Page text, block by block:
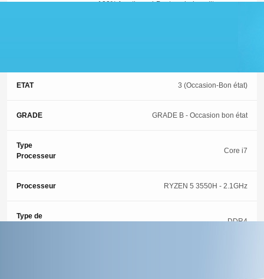
100% fonctionnel-Peut avoir de petites rayures
ETAT 3 (Occasion-Bon état)
GRADE GRADE B - Occasion bon état
Type
Processeur
Core i7
Processeur RYZEN 5 3550H - 2.1GHz
Type de
DDR4